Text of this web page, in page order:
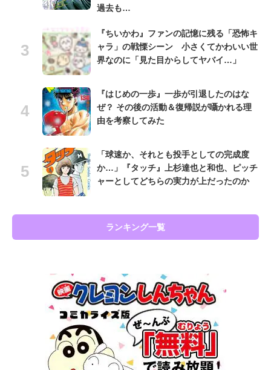
過去も…
『ちいかわ』ファンの記憶に残る「恐怖キ
ャラ」の戦慄シーン 小さくてかわいい世
界なのに「見た目からしてヤバイ…」
『はじめの一歩』一歩が引退したのはな
ぜ？ その後の活動＆復帰説が囁かれる理
由を考察してみた
「球速か、それとも投手としての完成度
か…」『タッチ』上杉達也と和也、ピッチ
ャーとしてどちらの実力が上だったのか
ランキング一覧